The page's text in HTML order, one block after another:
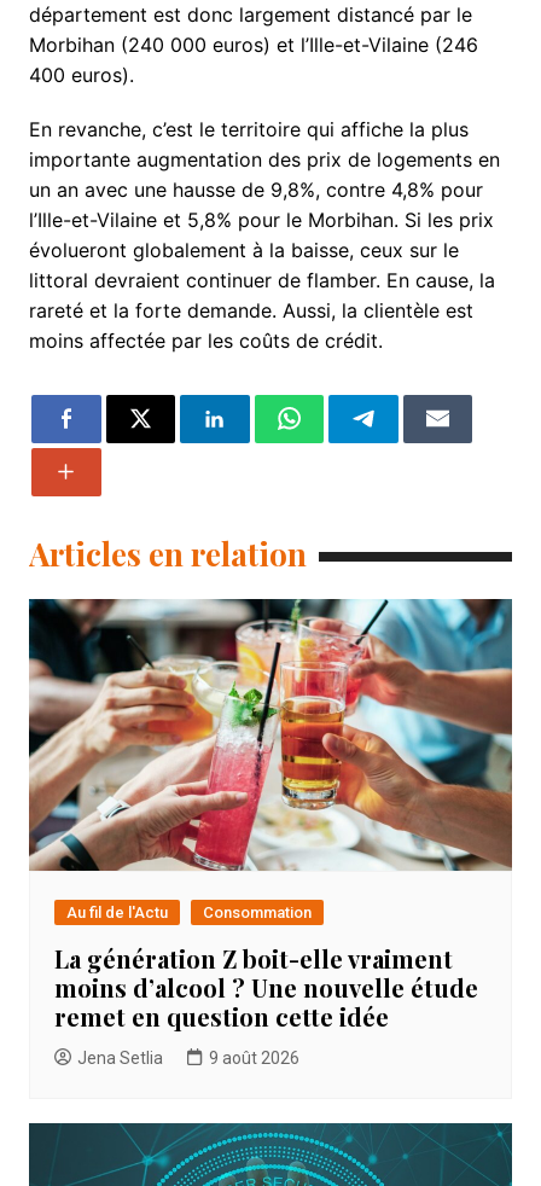
département est donc largement distancé par le
Morbihan (240 000 euros) et l’Ille-et-Vilaine (246
400 euros).
En revanche, c’est le territoire qui affiche la plus
importante augmentation des prix de logements en
un an avec une hausse de 9,8%, contre 4,8% pour
l’Ille-et-Vilaine et 5,8% pour le Morbihan. Si les prix
évolueront globalement à la baisse, ceux sur le
littoral devraient continuer de flamber. En cause, la
rareté et la forte demande. Aussi, la clientèle est
moins affectée par les coûts de crédit.
Articles en relation
Au fil de l'Actu Consommation
La génération Z boit-elle vraiment
moins d’alcool ? Une nouvelle étude
remet en question cette idée
Jena Setlia 9 août 2026